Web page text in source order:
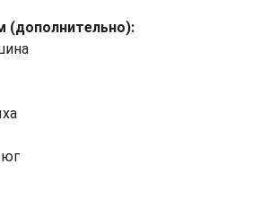
(дополнительно):